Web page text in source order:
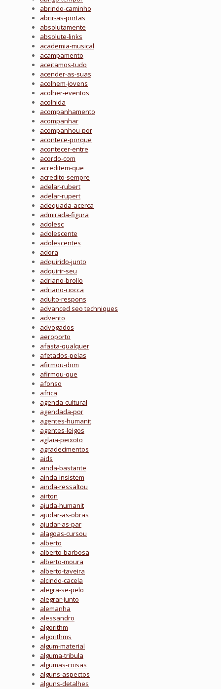
abrindo-caminho
abrir-as-portas
absolutamente
absolute-links
academia-musical
acampamento
aceitamos-tudo
acender-as-suas
acolhem-jovens
acolher-eventos
acolhida
acompanhamento
acompanhar
acompanhou-por
acontece-porque
acontecer-entre
acordo-com
acreditem-que
acredito-sempre
adelar-rubert
adelar-rupert
adequada-acerca
admirada-figura
adolesc
adolescente
adolescentes
adora
adquirido-junto
adquirir-seu
adriano-brollo
adriano-ciocca
adulto-respons
advanced seo techniques
advento
advogados
aeroporto
afasta-qualquer
afetados-pelas
afirmou-dom
afirmou-que
afonso
africa
agenda-cultural
agendada-por
agentes-humanit
agentes-leigos
aglaia-peixoto
agradecimentos
aids
ainda-bastante
ainda-insistem
ainda-ressaltou
airton
ajuda-humanit
ajudar-as-obras
ajudar-as-par
alagoas-cursou
alberto
alberto-barbosa
alberto-moura
alberto-taveira
alcindo-cacela
alegra-se-pelo
alegrar-junto
alemanha
alessandro
algorithm
algorithms
algum-material
alguma-tribula
algumas-coisas
alguns-aspectos
alguns-detalhes